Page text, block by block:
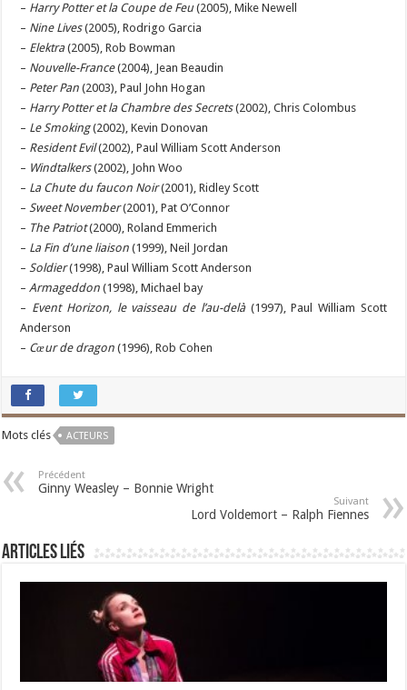
– Harry Potter et la Coupe de Feu(2005), Mike Newell
– Nine Lives(2005), Rodrigo Garcia
– Elektra(2005), Rob Bowman
– Nouvelle-France(2004), Jean Beaudin
– Peter Pan (2003), Paul John Hogan
– Harry Potter et la Chambre des Secrets(2002), Chris Colombus
– Le Smoking(2002), Kevin Donovan
– Resident Evil(2002), Paul William Scott Anderson
– Windtalkers(2002), John Woo
– La Chute du faucon Noir(2001), Ridley Scott
–Sweet November(2001), Pat O’Connor
– The Patriot(2000), Roland Emmerich
– La Fin d’une liaison (1999), Neil Jordan
–Soldier(1998), Paul William Scott Anderson
–Armageddon (1998), Michael bay
– Event Horizon, le vaisseau de l’au-delà(1997), Paul William Scott
Anderson
– Cœur de dragon (1996), Rob Cohen
Mots clés ACTEURS
Précédent
Ginny Weasley – Bonnie Wright
Suivant
Lord Voldemort – Ralph Fiennes
Articles liés